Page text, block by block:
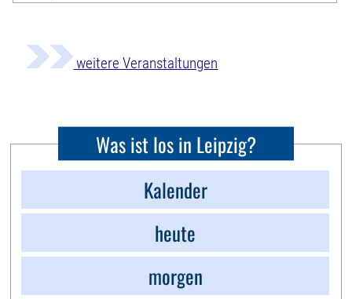
weitere Veranstaltungen
Was ist los in Leipzig?
Kalender
heute
morgen